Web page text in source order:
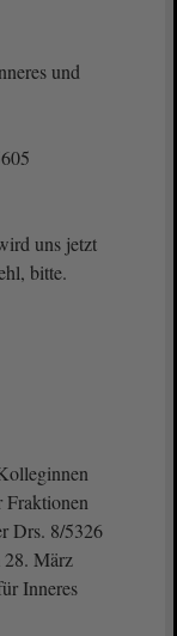
und
uns jetzt
bitte.
Drs. 8/5326
28. März
Inneres